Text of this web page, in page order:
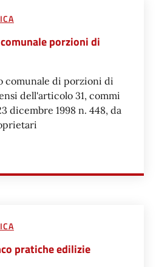
porzioni di
comunale di porzioni di
dell'articolo 31, commi
dicembre 1998 n. 448, da
AL DEMANIO COMUNALE
pratiche edilizie